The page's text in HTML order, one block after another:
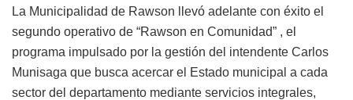
La Municipalidad de Rawson llevó adelante con éxito el
segundo operativo de “Rawson en Comunidad” , el
programa impulsado por la gestión del intendente Carlos
Munisaga que busca acercar el Estado municipal a cada
sector del departamento mediante servicios integrales,